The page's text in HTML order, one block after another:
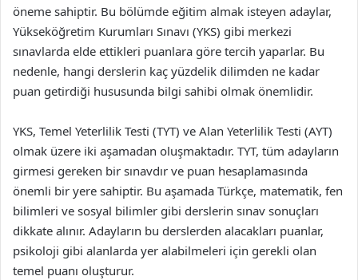
öneme sahiptir. Bu bölümde eğitim almak isteyen adaylar,
Yükseköğretim Kurumları Sınavı (YKS) gibi merkezi
sınavlarda elde ettikleri puanlara göre tercih yaparlar. Bu
nedenle, hangi derslerin kaç yüzdelik dilimden ne kadar
puan getirdiği hususunda bilgi sahibi olmak önemlidir.
YKS, Temel Yeterlilik Testi (TYT) ve Alan Yeterlilik Testi (AYT)
olmak üzere iki aşamadan oluşmaktadır. TYT, tüm adayların
girmesi gereken bir sınavdır ve puan hesaplamasında
önemli bir yere sahiptir. Bu aşamada Türkçe, matematik, fen
bilimleri ve sosyal bilimler gibi derslerin sınav sonuçları
dikkate alınır. Adayların bu derslerden alacakları puanlar,
psikoloji gibi alanlarda yer alabilmeleri için gerekli olan
temel puanı oluşturur.